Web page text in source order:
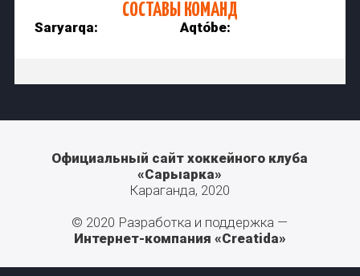
СОСТАВЫ КОМАНД
Saryarqa: Aqtóbe:
Официальный сайт хоккейного клуба
«Сарыарка»
Караганда, 2020
© 2020 Разработка и поддержка —
Интернет-компания «Creatida»